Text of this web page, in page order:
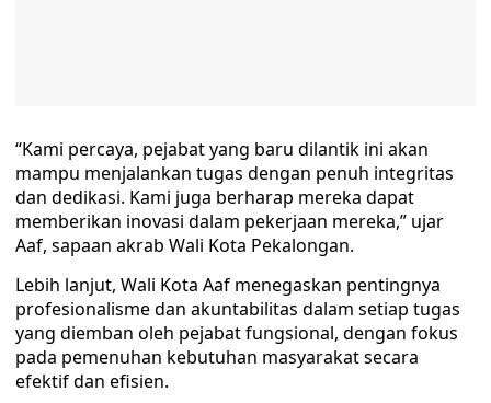
“Kami percaya, pejabat yang baru dilantik ini akan
mampu menjalankan tugas dengan penuh integritas
dan dedikasi. Kami juga berharap mereka dapat
memberikan inovasi dalam pekerjaan mereka,” ujar
Aaf, sapaan akrab Wali Kota Pekalongan.
Lebih lanjut, Wali Kota Aaf menegaskan pentingnya
profesionalisme dan akuntabilitas dalam setiap tugas
yang diemban oleh pejabat fungsional, dengan fokus
pada pemenuhan kebutuhan masyarakat secara
efektif dan efisien.